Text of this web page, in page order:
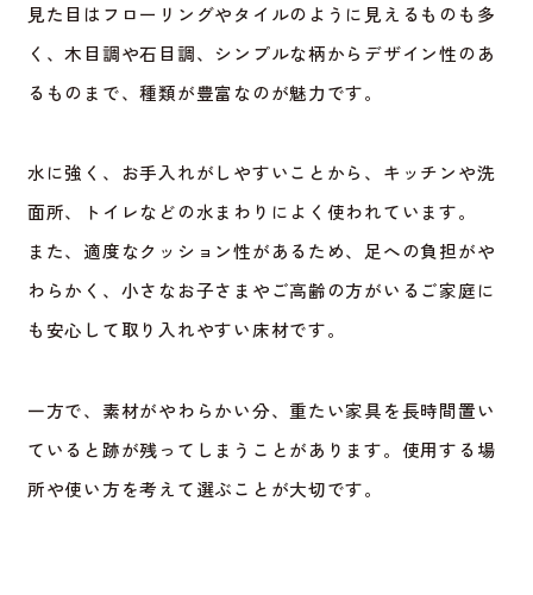
見た目はフローリングやタイルのように見えるものも多
く、木目調や石目調、シンプルな柄からデザイン性のあ
るものまで、種類が豊富なのが魅力です。
水に強く、お手入れがしやすいことから、キッチンや洗
面所、トイレなどの水まわりによく使われています。
また、適度なクッション性があるため、足への負担がや
わらかく、小さなお子さまやご高齢の方がいるご家庭に
も安心して取り入れやすい床材です。
一方で、素材がやわらかい分、重たい家具を長時間置い
ていると跡が残ってしまうことがあります。使用する場
所や使い方を考えて選ぶことが大切です。